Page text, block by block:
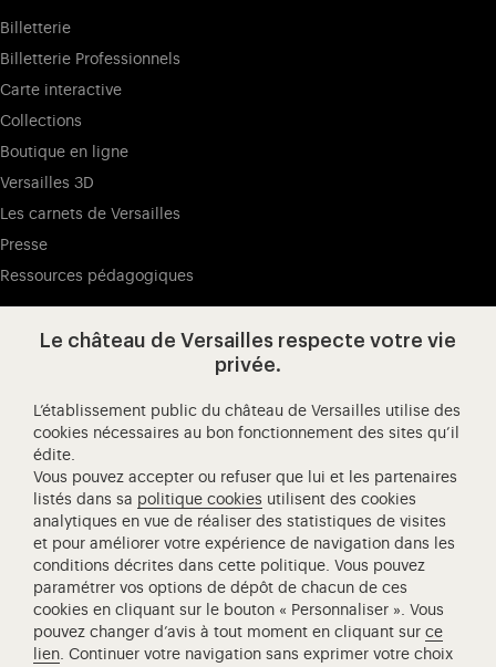
Billetterie
Billetterie Professionnels
Carte interactive
Collections
Boutique en ligne
Versailles 3D
Les carnets de Versailles
Presse
Ressources pédagogiques
Visitez notre Facebook (ouverture
Visitez notre X (ouverture dans un
Visitez notre Instagram
Visitez notre YouTube
Château de Versailles Spectacles
L'Opéra royal de Versailles
Centre de recherche du château de Versailles
Centre de Musique Baroque de Versailles
Réseau des Résidences Royales Européenne
Société des Amis de Versailles
Académie équestre nationale du domaine de Versailles
Le château de Versailles respecte votre vie
privée.
L’établissement public du château de Versailles utilise des
cookies nécessaires au bon fonctionnement des sites qu’il
édite.
Vous pouvez accepter ou refuser que lui et les partenaires
listés dans sa politique cookies utilisent des cookies
analytiques en vue de réaliser des statistiques de visites
et pour améliorer votre expérience de navigation dans les
conditions décrites dans cette politique. Vous pouvez
paramétrer vos options de dépôt de chacun de ces
cookies en cliquant sur le bouton « Personnaliser ». Vous
pouvez changer d’avis à tout moment en cliquant surce
lien. Continuer votre navigation sans exprimer votre choix